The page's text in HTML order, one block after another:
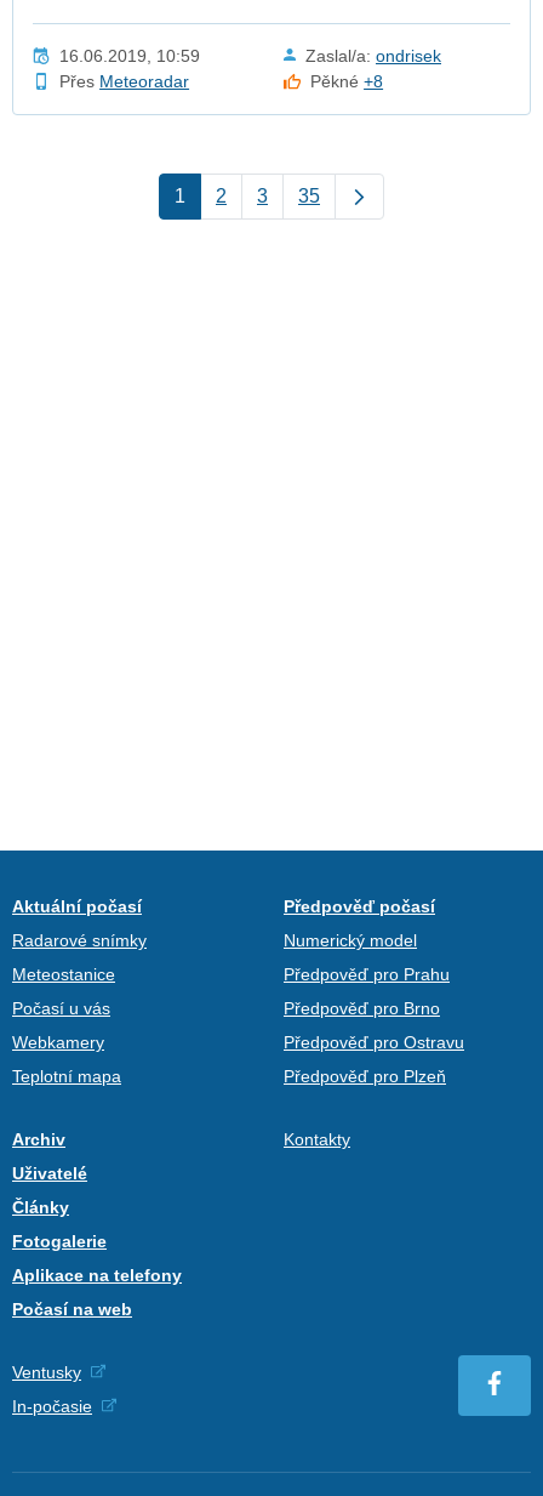
16.06.2019, 10:59 Zaslal/a: ondrisek
Přes Meteoradar Pěkné+8
1 2 3 35
Aktuální počasí
Radarové snímky
Meteostanice
Počasí u vás
Webkamery
Teplotní mapa
Předpověď počasí
Numerický model
Předpověď pro Prahu
Předpověď pro Brno
Předpověď pro Ostravu
Předpověď pro Plzeň
Archiv
Uživatelé
Články
Fotogalerie
Aplikace na telefony
Počasí na web
Kontakty
Ventusky
In-počasie